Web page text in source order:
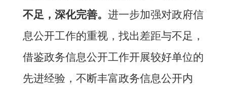
不足，深化完善。 进一步加强对政府信
息公开工作的重视，找出差距与不足，
借鉴政务信息公开工作开展较好单位的
先进经验，不断丰富政务信息公开内